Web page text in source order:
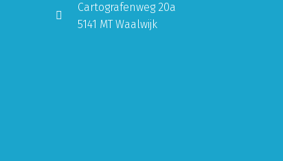
Cartografenweg 20a
5141 MT Waalwijk